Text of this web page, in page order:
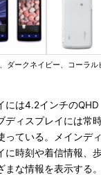
ダークネイビー、コーラル
は4.2インチの
ディスプレイには常
っている。メインデ
に時刻や着信情報、
まな情報を表示する